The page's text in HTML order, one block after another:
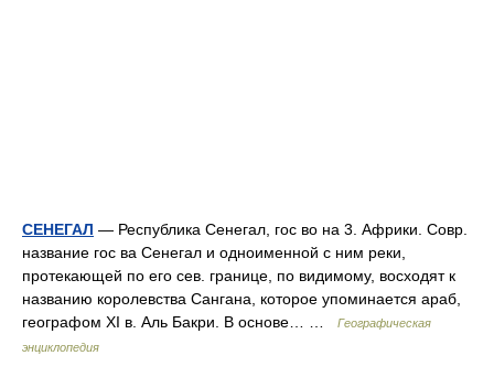
СЕНЕГАЛ — Республика Сенегал, гос во на 3. Африки. Совр.
название гос ва Сенегал и одноименной с ним реки,
протекающей по его сев. границе, по видимому, восходят к
названию королевства Сангана, которое упоминается араб,
географом XI в. Аль Бакри. В основе… …
Географическая
энциклопедия